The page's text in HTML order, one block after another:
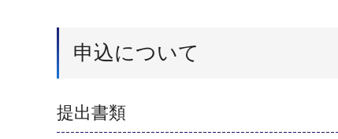
申込について
提出書類